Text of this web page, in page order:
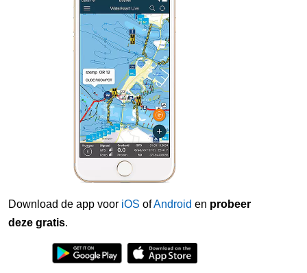
Download de app voor iOS ofAndroid en probeer
deze gratis.